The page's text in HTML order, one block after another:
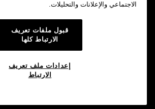
الاجتماعي والإعلانات والتحليلات.
قبول ملفات تعريف
الارتباط كلها
إعدادات ملف تعريف
الارتباط